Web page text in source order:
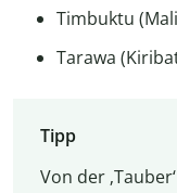
Timbuktu
Tarawa
Tipp
Von der